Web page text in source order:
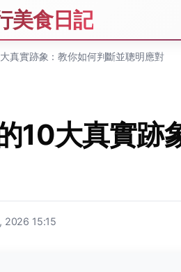
美食日記
真實跡象：教你如何判斷並聰明應對
10大真實跡
2026 15:15